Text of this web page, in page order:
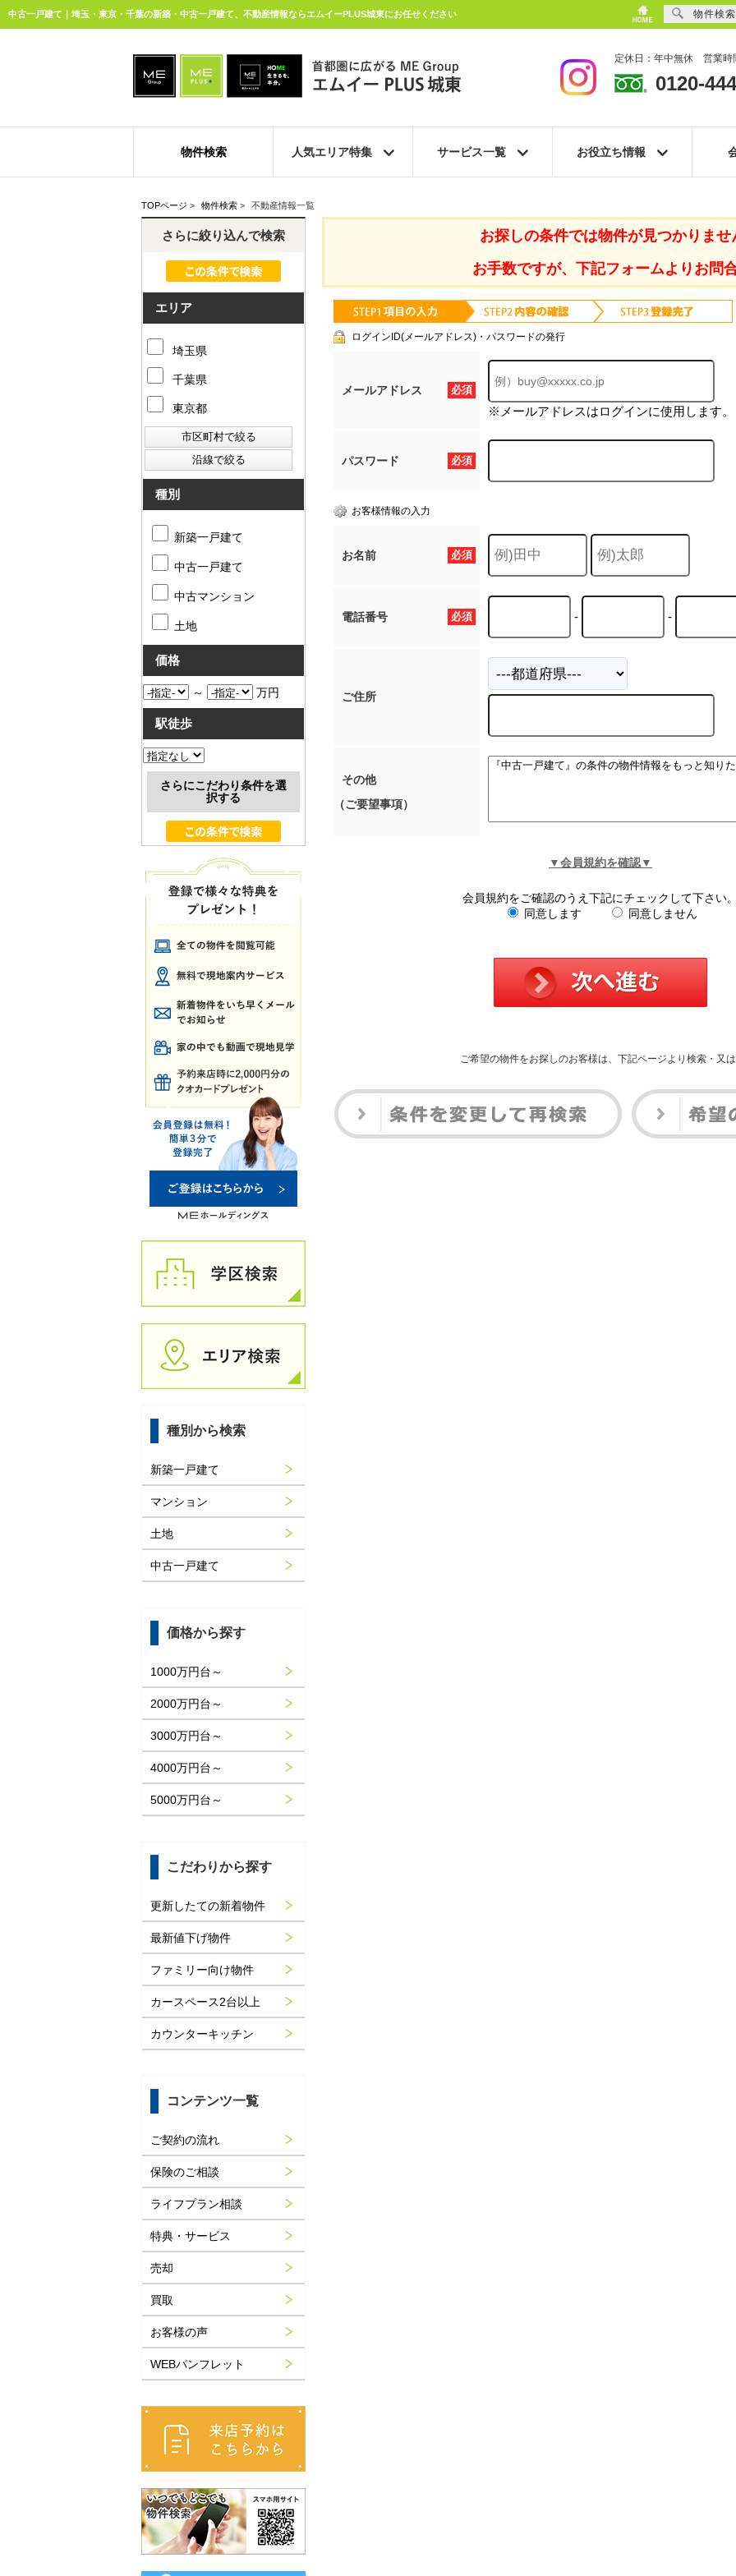
中古一戸建て｜埼玉・東京・千葉の新築・中古一戸建て、不動産情報ならエムイーPLUS城東にお任せください
定休日：年中無休 営業時
0120-
物件検索 人気エリア特集 サービス一覧 お役立ち情報
TOPページ > 物件検索 > 不動産情報一覧
お探しの条件では物件が見つかりませ
お手数ですが、下記フォームよりお問
ログインID(メールアドレス)・パスワードの発行
必須
メールアドレス
※メールアドレスはログインに使用します。
必須
パスワード
お客様情報の入力
必須
お名前
必須
電話番号 - -
ご住所
その他
（ご要望事項）
▼会員規約を確認▼
会員規約をご確認のうえ下記にチェックして下さい。
同意します
同意しません
ご希望の物件をお探しのお客様は、下記ページより検索・又は
さらに絞り込んで検索
エリア
埼玉県
千葉県
東京都
種別
新築一戸建て
中古一戸建て
中古マンション
土地
価格
～ 万円
駅徒歩
さらにこだわり条件を選
択する
種別から検索
新築一戸建て
マンション
土地
中古一戸建て
価格から探す
1000万円台～
2000万円台～
3000万円台～
4000万円台～
5000万円台～
こだわりから探す
更新したての新着物件
最新値下げ物件
ファミリー向け物件
カースペース2台以上
カウンターキッチン
コンテンツ一覧
ご契約の流れ
保険のご相談
ライフプラン相談
特典・サービス
売却
買取
お客様の声
WEBパンフレット
物件検索